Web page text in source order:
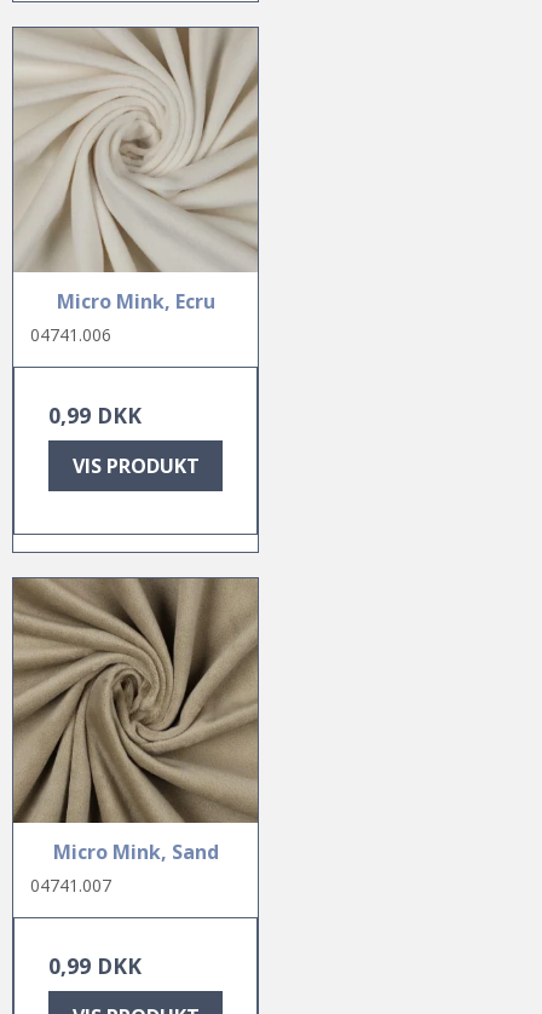
Micro Mink, Ecru
04741.006
0,99 DKK
VIS PRODUKT
Micro Mink, Sand
04741.007
0,99 DKK